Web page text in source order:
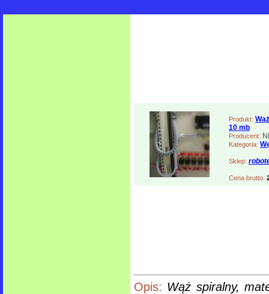
Produkt:
10 mb
Producent:
Kategoria:
Sklep:
Cena brutto:
Opis: Wąż spiralny,